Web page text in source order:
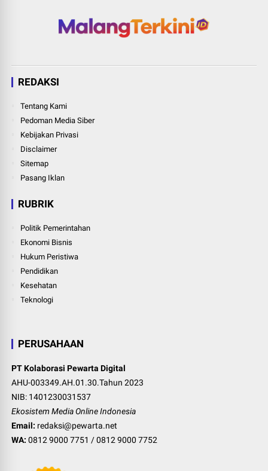
REDAKSI
Tentang Kami
Pedoman Media Siber
Kebijakan Privasi
Disclaimer
Sitemap
Pasang Iklan
RUBRIK
Politik Pemerintahan
Ekonomi Bisnis
Hukum Peristiwa
Pendidikan
Kesehatan
Teknologi
PERUSAHAAN
PT Kolaborasi Pewarta Digital
AHU-003349.AH.01.30.Tahun 2023
NIB: 1401230031537
Ekosistem Media Online Indonesia
Email: redaksi@pewarta.net
WA: 0812 9000 7751 /0812 9000 7752